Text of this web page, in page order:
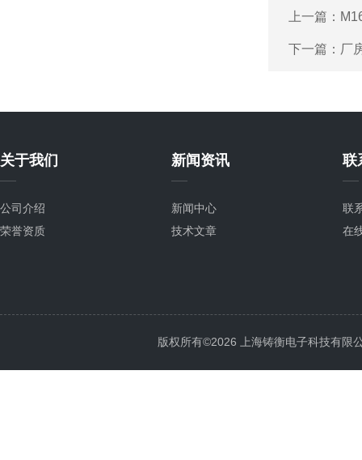
上一篇：
下一篇： 厂
关于我们
公司介绍
荣誉资质
新闻资讯
新闻中心
技术文章
联
联
在
版权所有©2026 上海铸衡电子科技有